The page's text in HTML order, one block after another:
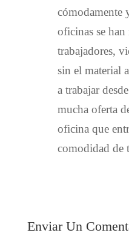
cómodamente
oficinas se han
trabajadores,
sin el material
a trabajar
mucha oferta
oficina que
comodidad de
Enviar Un